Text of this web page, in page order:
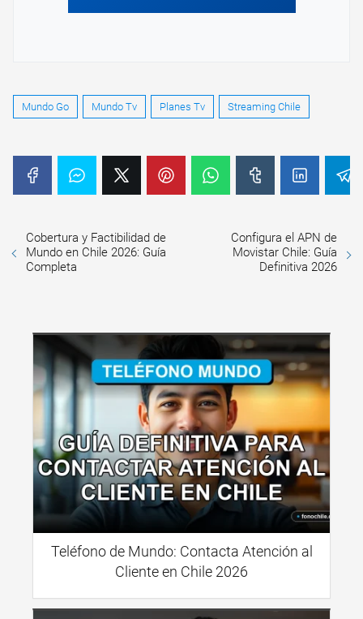
Mundo Go Mundo Tv Planes Tv Streaming Chile
Cobertura y Factibilidad de
Mundo en Chile 2026: Guía
Completa
Configura el APN de
Movistar Chile: Guía
Definitiva 2026
Teléfono de Mundo: Contacta Atención al
Cliente en Chile 2026